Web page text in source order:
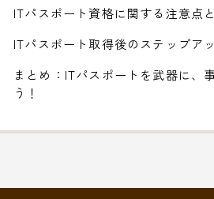
ITパスポート資格に関する注意点
ITパスポート取得後のステップア
まとめ：ITパスポートを武器に、
う！